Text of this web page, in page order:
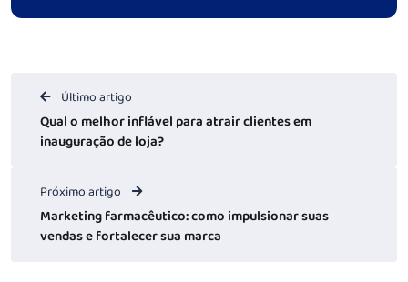
Último artigo
Qual o melhor inflável para atrair clientes em
inauguração de loja?
Próximo artigo
Marketing farmacêutico: como impulsionar suas
vendas e fortalecer sua marca